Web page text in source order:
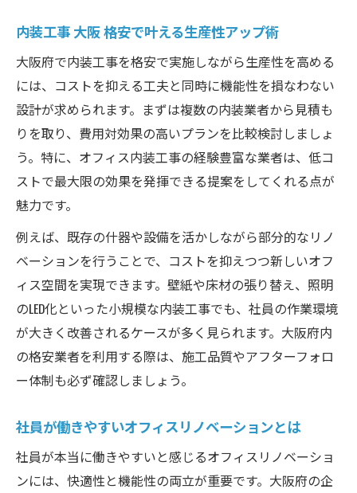
内装工事 大阪 格安で叶える生産性アップ術
大阪府で内装工事を格安で実施しながら生産性を高める
には、コストを抑える工夫と同時に機能性を損なわない
設計が求められます。まずは複数の内装業者から見積も
りを取り、費用対効果の高いプランを比較検討しましょ
う。特に、オフィス内装工事の経験豊富な業者は、低コ
ストで最大限の効果を発揮できる提案をしてくれる点が
魅力です。
例えば、既存の什器や設備を活かしながら部分的なリノ
ベーションを行うことで、コストを抑えつつ新しいオフ
ィス空間を実現できます。壁紙や床材の張り替え、照明
のLED化といった小規模な内装工事でも、社員の作業環境
が大きく改善されるケースが多く見られます。大阪府内
の格安業者を利用する際は、施工品質やアフターフォロ
ー体制も必ず確認しましょう。
社員が働きやすいオフィスリノベーションとは
社員が本当に働きやすいと感じるオフィスリノベーショ
ンには、快適性と機能性の両立が重要です。大阪府の企